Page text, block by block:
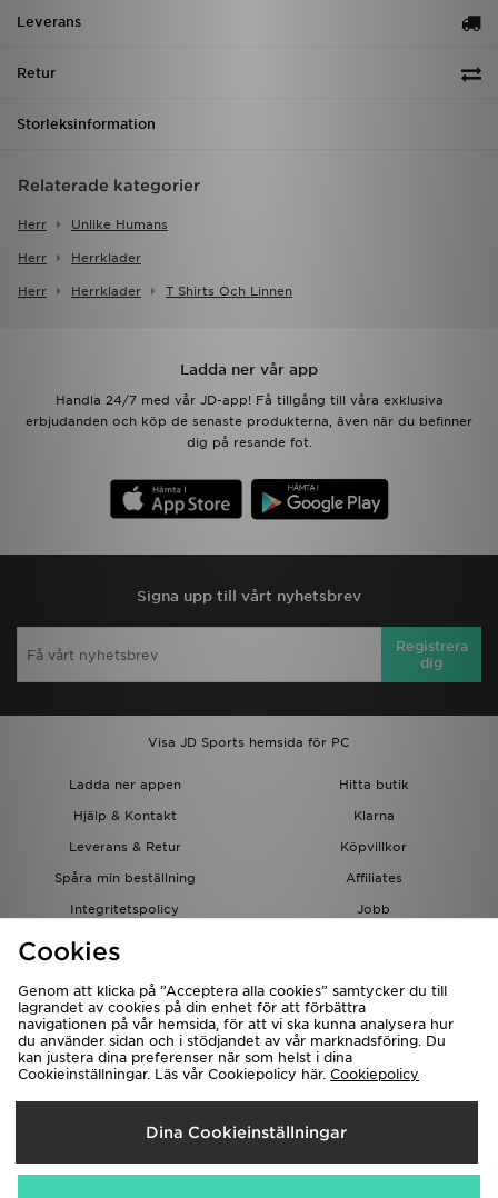
Leverans
Retur
Storleksinformation
Relaterade kategorier
Herr Unlike Humans
Herr Herrklader
Herr Herrklader T Shirts Och Linnen
Ladda ner vår app
Handla 24/7 med vår JD-app! Få tillgång till våra exklusiva
erbjudanden och köp de senaste produkterna, även när du befinner
dig på resande fot.
Signa upp till vårt nyhetsbrev
Registrera
dig
Visa JD Sports hemsida för PC
Ladda ner appen
Hitta butik
Hjälp & Kontakt
Klarna
Leverans & Retur
Köpvillkor
Spåra min beställning
Affiliates
Integritetspolicy
Jobb
JD-bloggen
Levererar Till
Sverige
Cookies
Genom att klicka på ”Acceptera alla cookies” samtycker du till
lagrandet av cookies på din enhet för att förbättra
navigationen på vår hemsida, för att vi ska kunna analysera hur
du använder sidan och i stödjandet av vår marknadsföring. Du
kan justera dina preferenser när som helst i dina
Cookieinställningar. Läs vår Cookiepolicy här. Cookiepolicy
Dina Cookieinställningar